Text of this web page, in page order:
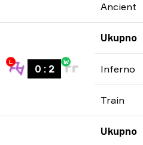
Ancient
L
0 : 2
W
Ukupno
Inferno
Train
Ukupno